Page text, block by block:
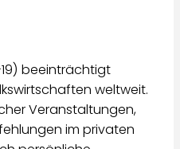
beeinträchtigt
weltweit.
Veranstaltungen,
im privaten